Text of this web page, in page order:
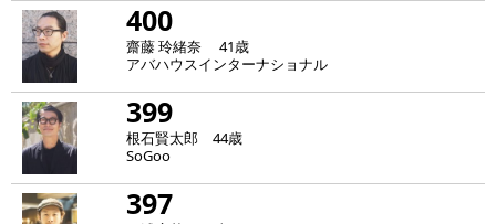
400
齋藤 玲緒奈 41歳
アバハウスインターナショナル
399
根石賢太郎 44歳
SoGoo
397